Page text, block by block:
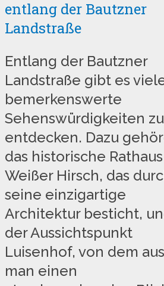
entlang der Bautzner
Landstraße
Entlang der Bautzner
Landstraße gibt es
bemerkenswerte
Sehenswürdigkeiten zu
entdecken. Dazu
das historische Rathaus
Weißer Hirsch, das
seine einzigartige
Architektur besticht,
der Aussichtspunkt
Luisenhof, von dem aus
man einen